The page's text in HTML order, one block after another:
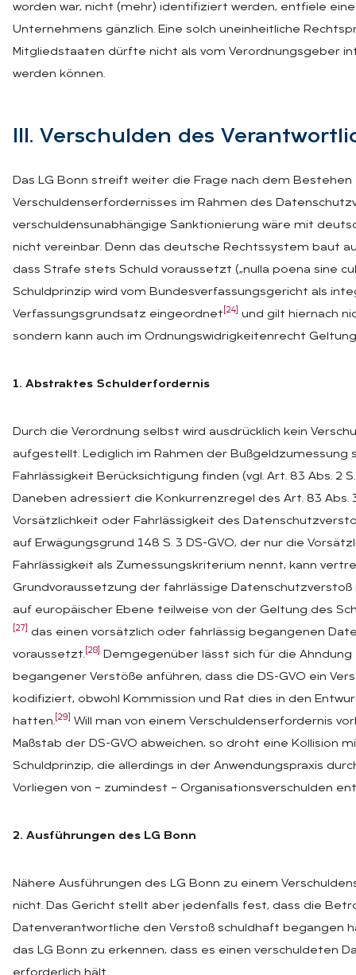
worden war, nicht (mehr) identifiziert werden, entfiele
Unternehmens gänzlich. Eine solch uneinheitliche
Mitgliedstaaten dürfte nicht als vom Verordnungsgeber
werden können.
III. Ver­schul­den des
Das LG Bonn streift weiter die Frage nach dem Bestehen
Verschuldenserfordernisses im Rahmen des
verschuldensunabhängige Sanktionierung wäre mit
nicht vereinbar. Denn das deutsche Rechtssystem baut
dass Strafe stets Schuld voraussetzt („nulla poena sine
Schuldprinzip wird vom Bundesverfassungsgericht als
Verfassungsgrundsatz eingeordnet [24]
und gilt hiernach
sondern kann auch im Ordnungswidrigkeitenrecht
1. Abstraktes Schulderfordernis
Durch die Verordnung selbst wird ausdrücklich kein
aufgestellt. Lediglich im Rahmen der Bußgeldzumessung
Fahrlässigkeit Berücksichtigung finden (vgl. Art. 83 Abs. 2
Daneben adressiert die Konkurrenzregel des Art. 83 Abs.
Vorsätzlichkeit oder Fahrlässigkeit des
auf Erwägungsgrund 148 S. 3 DS-GVO, der nur die
Fahrlässigkeit als Zumessungskriterium nennt, kann
Grundvoraussetzung der fahrlässige Datenschutzverstoß
auf europäischer Ebene teilweise von der Geltung des
[27]
das einen vorsätzlich oder fahrlässig begangenen
voraussetzt. [28]
Demgegenüber lässt sich für die Ahndung
begangener Verstöße anführen, dass die DS-GVO ein
kodifiziert, obwohl Kommission und Rat dies in den
hatten. [29]
Will man von einem Verschuldenserfordernis
Maßstab der DS-GVO abweichen, so droht eine Kollision
Schuldprinzip, die allerdings in der Anwendungspraxis
Vorliegen von – zumindest – Organisationsverschulden
2. Ausführungen des LG Bonn
Nähere Ausführungen des LG Bonn zu einem
nicht. Das Gericht stellt aber jedenfalls fest, dass die
Datenverantwortliche den Verstoß schuldhaft begangen
das LG Bonn zu erkennen, dass es einen verschuldeten